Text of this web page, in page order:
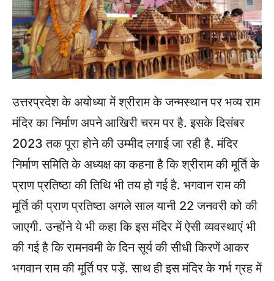
उत्तरप्रदेश के अयोध्या में श्रीराम के जन्मस्थान पर भव्य राम
मंदिर का निर्माण अपने आखिरी चरम पर है. इसके दिसंबर
2023 तक पूरा होने की उम्मीद लगाई जा रही है. मंदिर
निर्माण समिति के अध्यक्ष का कहना है कि श्रीराम की मूर्ति के
प्राण प्रतिष्ठा की तिथि भी तय हो गई है. भगवान राम की
मूर्ति की प्राण प्रतिष्ठा अगले साल यानी 22 जनवरी को की
जाएगी. उन्होंने ये भी कहा कि इस मंदिर में ऐसी व्यवस्थाएं भी
की गई है कि रामनवमी के दिन सूर्य की सीधी किरणें आकर
भगवान राम की मूर्ति पर पड़ें. साथ ही इस मंदिर के गर्भ ग्रह में